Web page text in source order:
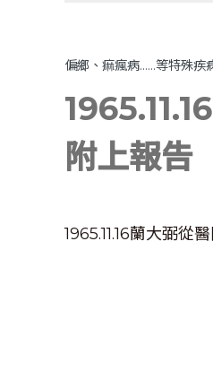
偏鄉、痲瘋病……等特殊疾
附上報告
1965.11.16蘭大弼